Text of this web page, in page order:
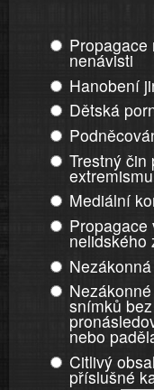
nenávisti
Hanobení
Dětská
Trestný čin
Mediální
Propagace
nelidského
snímků
nebo
Citlivý
příslušné